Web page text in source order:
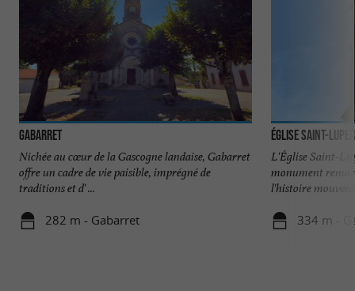
Gabarret
Nichée au cœur de la Gascogne landaise, Gabarret
offre un cadre de vie paisible, imprégné de
traditions et d' ...
282 m - Gabarret
Église Saint-
L'Église Saint-
monument
l'histoire
334 m -